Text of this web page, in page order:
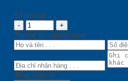
Số lượng:
Thông tin người mua
Tổng tiền: 0